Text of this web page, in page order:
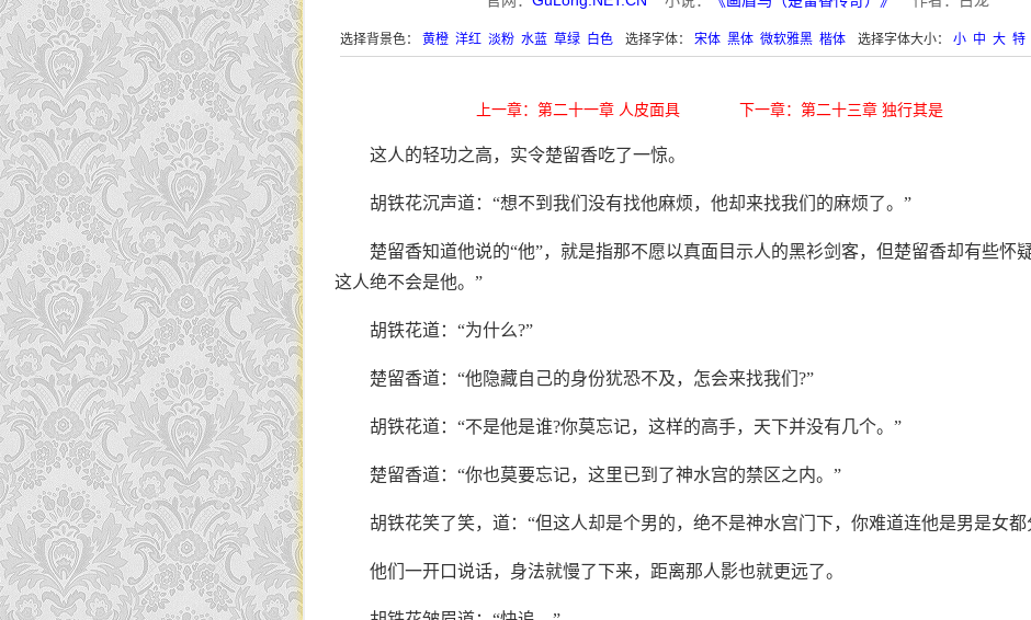
选择背景色： 黄橙 洋红 淡粉 水蓝 草绿 白色 选择字体： 宋体 黑体 微软雅黑 楷体 选择字体大小： 小 中 大 特
上一章：第二十一章 人皮面具 下一章：第二十三章 独行其是
这人的轻功之高，实令楚留香吃了一惊。
胡铁花沉声道：“想不到我们没有找他麻烦，他却来找我们的麻烦了。”
楚留香知道他说的“他”，就是指那不愿以真面目示人的黑衫剑客，但楚留香却有些怀
这人绝不会是他。”
胡铁花道：“为什么?”
楚留香道：“他隐藏自己的身份犹恐不及，怎会来找我们?”
胡铁花道：“不是他是谁?你莫忘记，这样的高手，天下并没有几个。”
楚留香道：“你也莫要忘记，这里已到了神水宫的禁区之内。”
胡铁花笑了笑，道：“但这人却是个男的，绝不是神水宫门下，你难道连他是男是女都
他们一开口说话，身法就慢了下来，距离那人影也就更远了。